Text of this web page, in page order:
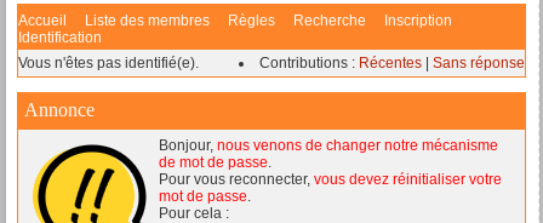
Accueil Liste des membres Règles Recherche
Inscription
Identification
Vous n'êtes pas identifié(e).
Contributions : Récentes Sans réponse
Annonce
Bonjour, nous venons de changer notre mécanisme
de mot de passe.
Pour vous reconnecter, vous devez réinitialiser votre
mot de passe.
Pour cela :